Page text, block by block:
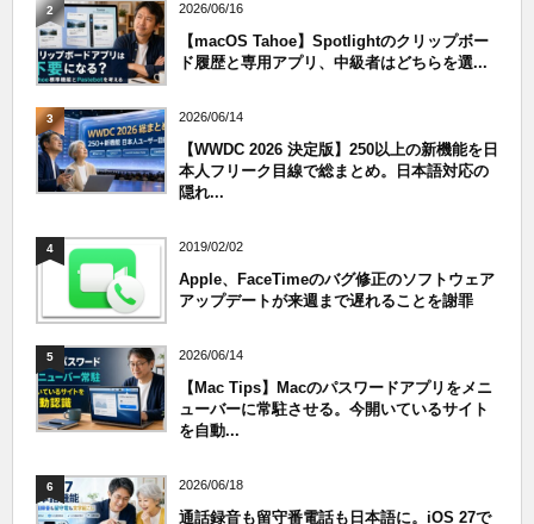
2 2026/06/16
【macOS Tahoe】Spotlightのクリップボー
ド履歴と専用アプリ、中級者はどちらを選...
3 2026/06/14
【WWDC 2026 決定版】250以上の新機能を日
本人フリーク目線で総まとめ。日本語対応の
隠れ...
4 2019/02/02
Apple、FaceTimeのバグ修正のソフトウェア
アップデートが来週まで遅れることを謝罪
5 2026/06/14
【Mac Tips】Macのパスワードアプリをメニ
ューバーに常駐させる。今開いているサイト
を自動...
6 2026/06/18
通話録音も留守番電話も日本語に。iOS 27で